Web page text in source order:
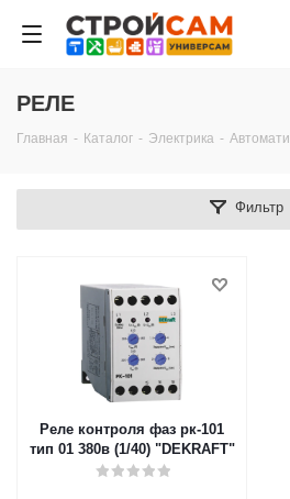
РЕЛЕ
Главная - Каталог - Электрика -
Фильтр
Реле контроля фаз рк-101
тип 01 380в (1/40) "DEKRAFT"